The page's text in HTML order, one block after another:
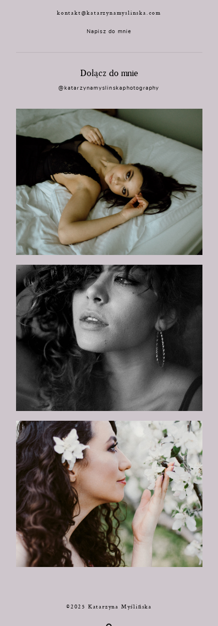
kontakt@katarzynamyslinska.com
Napisz do mnie
Dołącz do mnie
@katarzynamyslinskaphotography
©2025 Katarzyna Myślińska